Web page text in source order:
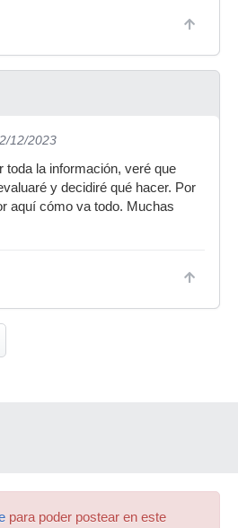
12/2023
toda la información, veré que
y decidiré qué hacer. Por
aquí cómo va todo. Muchas
para poder postear en este